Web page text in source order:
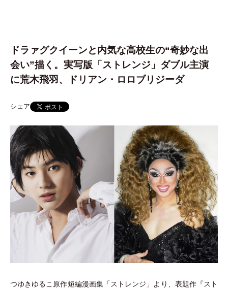
ドラァグクイーンと内気な高校生の“奇妙な出
会い”描く。実写版「ストレンジ」ダブル主演
に荒木飛羽、ドリアン・ロロブリジーダ
シェア
つゆきゆるこ原作短編漫画集「ストレンジ 」 より、表題作『スト